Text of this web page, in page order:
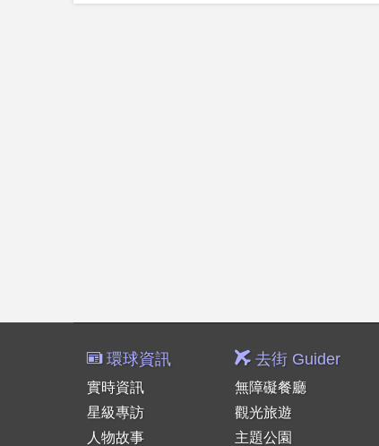
環球資訊
實時資訊
星級專訪
人物故事
去街 Guider
無障礙餐廳
觀光旅遊
主題公園